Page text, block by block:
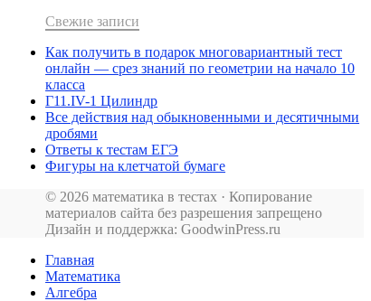
Свежие записи
Как получить в подарок многовариантный тест
онлайн — срез знаний по геометрии на начало 10
класса
Г11.IV-1 Цилиндр
Все действия над обыкновенными и десятичными
дробями
Ответы к тестам ЕГЭ
Фигуры на клетчатой бумаге
© 2026 математика в тестах · Копирование
материалов сайта без разрешения запрещено
Дизайн и поддержка: GoodwinPress.ru
Главная
Математика
Алгебра